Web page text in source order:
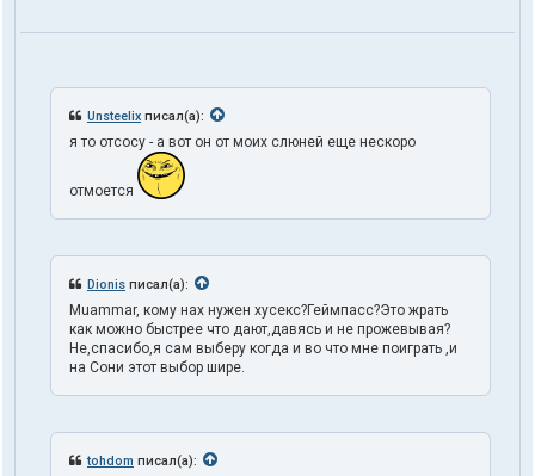
Unsteelix писал(а):
я то отсосу - а вот он от моих слюней еще нескоро
отмоется
Dionis писал(а):
Muammar, кому нах нужен хусекс?Геймпасс?Это жрать
как можно быстрее что дают,давясь и не прожевывая?
Не,спасибо,я сам выберу когда и во что мне поиграть ,и
на Сони этот выбор шире.
tohdom писал(а):